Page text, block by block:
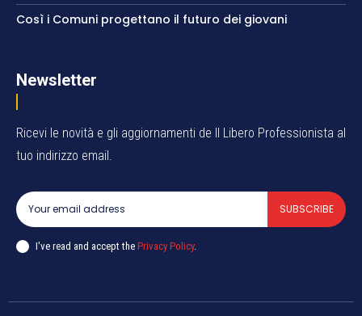
Così i Comuni progettano il futuro dei giovani
Newsletter
Ricevi le novità e gli aggiornamenti de Il Libero Professionista al
tuo indirizzo email.
SUBSCRIBE
I've read and accept the Privacy Policy.